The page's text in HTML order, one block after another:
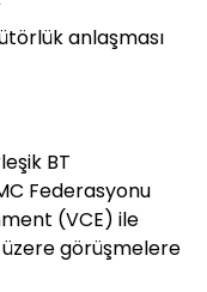
anlaşması
BT
Federasyonu
(VCE) ile
görüşmelere